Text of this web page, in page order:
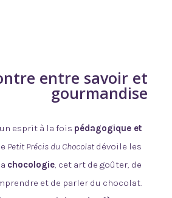
entre savoir et
gourmandise
esprit à la fois pédagogique et
Petit Précis du Chocolat dévoile les
chocologie, cet art de goûter, de
et de parler du chocolat.